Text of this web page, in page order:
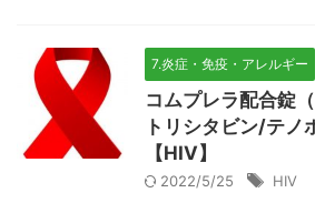
7.炎症・免疫・アレルギー
コムプレラ配合錠
トリシタビン/テノ
【HIV】
2022/5/25 HIV